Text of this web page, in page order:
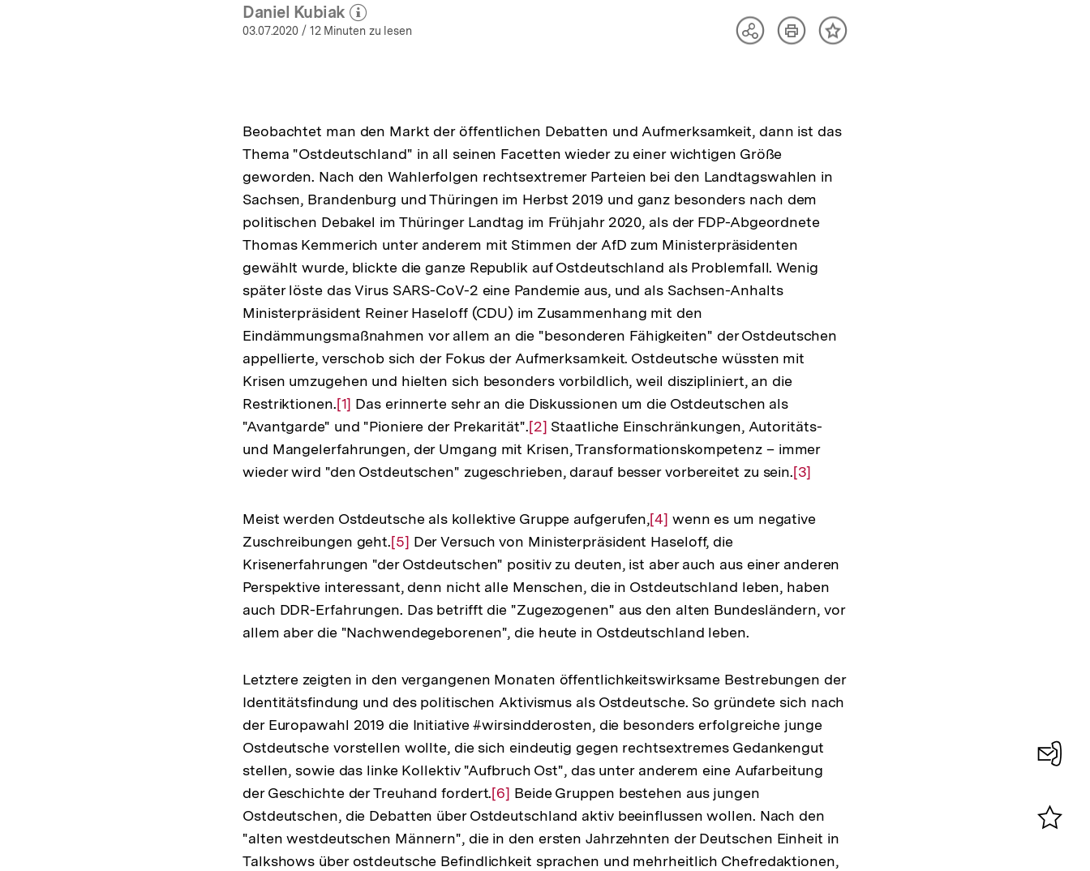
Daniel Kubiak
(Mehr zum Autor)
öffnen
03.07.2020 / 12 Minuten zu lesen
TeilenArtikelInhalt
Beobachtet man den Markt der öffentlichen Debatten und Aufmerksamkeit, dann ist das
Thema "Ostdeutschland" in all seinen Facetten wieder zu einer wichtigen Größe
geworden. Nach den Wahlerfolgen rechtsextremer Parteien bei den Landtagswahlen in
Sachsen, Brandenburg und Thüringen im Herbst 2019 und ganz besonders nach dem
politischen Debakel im Thüringer Landtag im Frühjahr 2020, als der FDP-Abgeordnete
Thomas Kemmerich unter anderem mit Stimmen der AfD zum Ministerpräsidenten
gewählt wurde, blickte die ganze Republik auf Ostdeutschland als Problemfall. Wenig
später löste das Virus SARS-CoV-2 eine Pandemie aus, und als Sachsen-Anhalts
Ministerpräsident Reiner Haseloff (CDU) im Zusammenhang mit den
Eindämmungsmaßnahmen vor allem an die "besonderen Fähigkeiten" der Ostdeutschen
appellierte, verschob sich der Fokus der Aufmerksamkeit. Ostdeutsche wüssten mit
Krisen umzugehen und hielten sich besonders vorbildlich, weil diszipliniert, an die
Restriktionen.Zur
Auflösung
der
Fußnote
[1] Das erinnerte sehr an die Diskussionen um die Ostdeutschen als
"Avantgarde" und "Pioniere der Prekarität".Zur
Auflösung
der
[2] Staatliche Einschränkungen, Autoritäts-
und Mangelerfahrungen, der Umgang mit Krisen, Transformationskompetenz – immer
wieder wird "den Ostdeutschen" zugeschrieben, darauf besser vorbereitet zu sein.Zur
der
[3]
Meist werden Ostdeutsche als kollektive Gruppe aufgerufen,Zur
Auflösung
der
Fußnote
[4] wenn es um negative
Zuschreibungen geht.Zur
Auflösung
der
Fußnote
[5] Der Versuch von Ministerpräsident Haseloff, die
Krisenerfahrungen "der Ostdeutschen" positiv zu deuten, ist aber auch aus einer anderen
Perspektive interessant, denn nicht alle Menschen, die in Ostdeutschland leben, haben
auch DDR-Erfahrungen. Das betrifft die "Zugezogenen" aus den alten Bundesländern, vor
allem aber die "Nachwendegeborenen", die heute in Ostdeutschland leben.
Letztere zeigten in den vergangenen Monaten öffentlichkeitswirksame Bestrebungen der
Identitätsfindung und des politischen Aktivismus als Ostdeutsche. So gründete sich nach
der Europawahl 2019 die Initiative #wirsindderosten, die besonders erfolgreiche junge
Ostdeutsche vorstellen wollte, die sich eindeutig gegen rechtsextremes Gedankengut
stellen, sowie das linke Kollektiv "Aufbruch Ost", das unter anderem eine Aufarbeitung
der Geschichte der Treuhand fordert.Zur
Auflösung
der
Fußnote
[6] Beide Gruppen bestehen aus jungen
Ostdeutschen, die Debatten über Ostdeutschland aktiv beeinflussen wollen. Nach den
"alten westdeutschen Männern", die in den ersten Jahrzehnten der Deutschen Einheit in
Talkshows über ostdeutsche Befindlichkeit sprachen und mehrheitlich Chefredaktionen,